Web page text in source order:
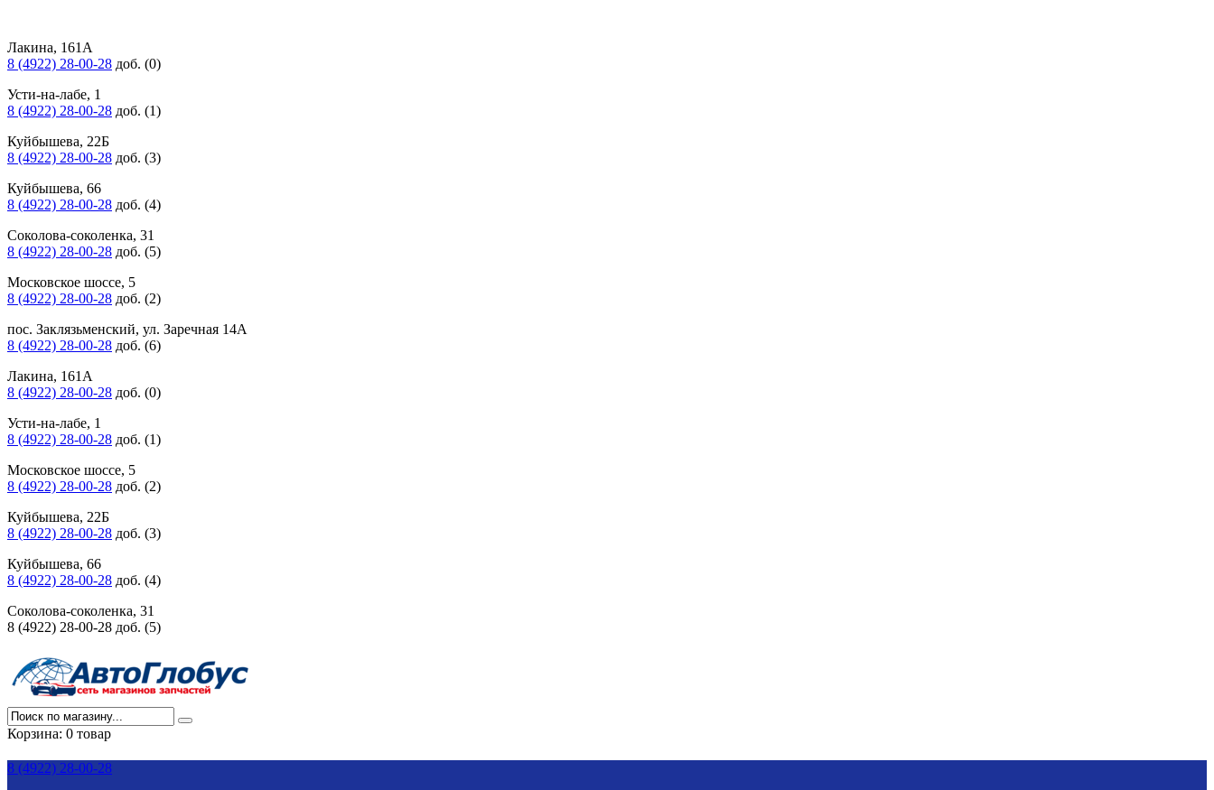
Лакина, 161А
8 (4922) 28-00-28 доб. (0)
Усти-на-лабе, 1
8 (4922) 28-00-28 доб. (1)
Куйбышева, 22Б
8 (4922) 28-00-28 доб. (3)
Куйбышева, 66
8 (4922) 28-00-28 доб. (4)
Соколова-соколенка, 31
8 (4922) 28-00-28 доб. (5)
Московское шоссе, 5
8 (4922) 28-00-28 доб. (2)
пос. Заклязьменский, ул. Заречная 14А
8 (4922) 28-00-28 доб. (6)
Лакина, 161А
8 (4922) 28-00-28 доб. (0)
Усти-на-лабе, 1
8 (4922) 28-00-28 доб. (1)
Московское шоссе, 5
8 (4922) 28-00-28 доб. (2)
Куйбышева, 22Б
8 (4922) 28-00-28 доб. (3)
Куйбышева, 66
8 (4922) 28-00-28 доб. (4)
Соколова-соколенка, 31
8 (4922) 28-00-28 доб. (5)
Корзина: 0 товар
8 (4922) 28-00-28